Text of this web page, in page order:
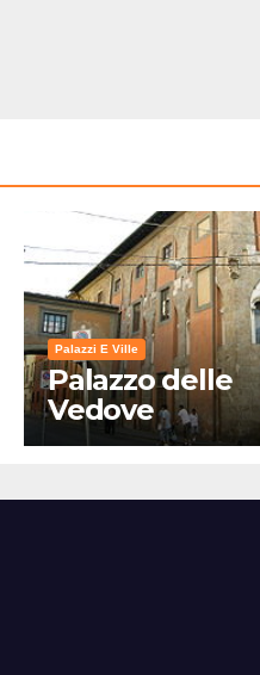
Palazzi E Ville
Palazzo delle
Vedove